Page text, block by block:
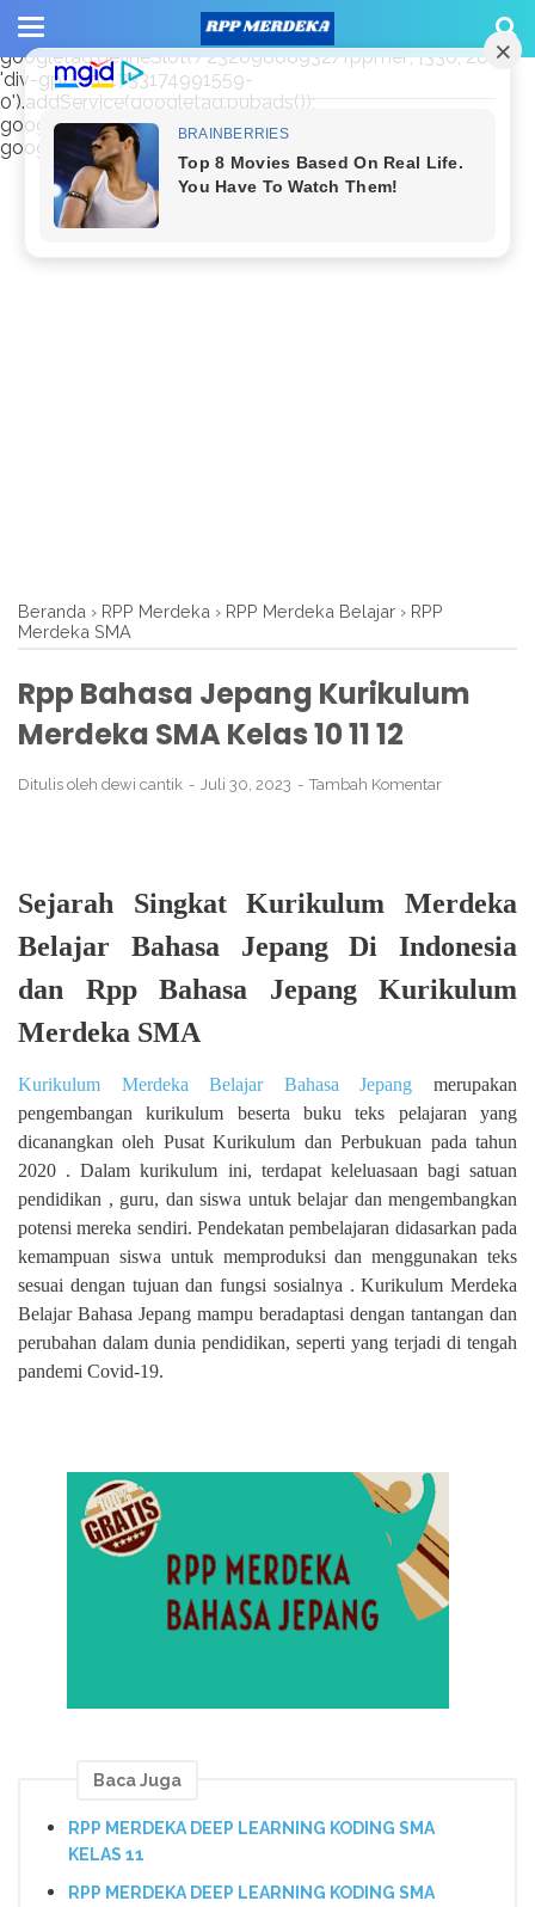
window.googletag = window.googletag || {cmd: []};
googletag.cmd.push(function() {
googletag.defineSlot('/23209888932/rppmer', [336, 280],
'div-gpt-ad-1733174991559-
0').addService(googletag.pubads());
googletag.pubads().enableSingleRequest();
googletag.enableServices(); });
Beranda › RPP Merdeka › RPP Merdeka Belajar › RPP
Merdeka SMA
Rpp Bahasa Jepang Kurikulum
Merdeka SMA Kelas 10 11 12
Ditulis oleh dewi cantik Juli 30, 2023 Tambah Komentar
Sejarah Singkat Kurikulum Merdeka
Belajar Bahasa Jepang Di Indonesia
dan Rpp Bahasa Jepang Kurikulum
Merdeka SMA
Kurikulum Merdeka Belajar Bahasa Jepang merupakan
pengembangan kurikulum beserta buku teks pelajaran yang
dicanangkan oleh Pusat Kurikulum dan Perbukuan pada tahun
2020 . Dalam kurikulum ini, terdapat keleluasaan bagi satuan
pendidikan , guru, dan siswa untuk belajar dan mengembangkan
potensi mereka sendiri. Pendekatan pembelajaran didasarkan pada
kemampuan siswa untuk memproduksi dan menggunakan teks
sesuai dengan tujuan dan fungsi sosialnya . Kurikulum Merdeka
Belajar Bahasa Jepang mampu beradaptasi dengan tantangan dan
perubahan dalam dunia pendidikan, seperti yang terjadi di tengah
pandemi Covid-19.
Baca Juga
RPP MERDEKA DEEP LEARNING KODING SMA
KELAS 11
RPP MERDEKA DEEP LEARNING KODING SMA